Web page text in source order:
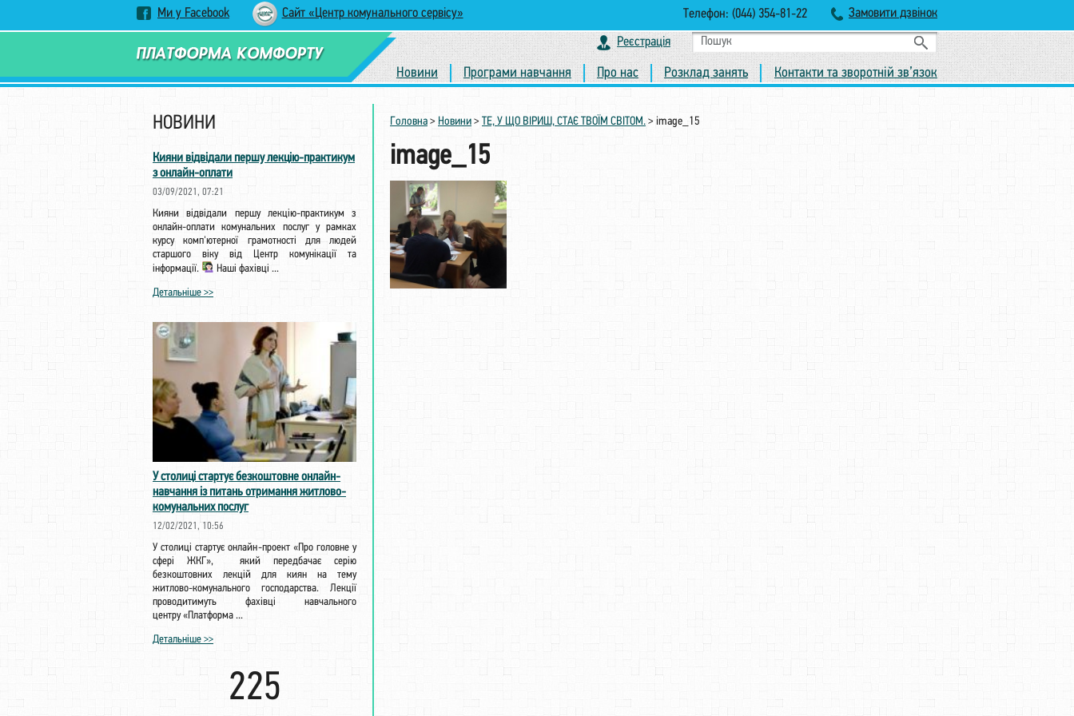
Ми у Facebook Сайт «Центр комунального сервісу» Замовити дзвінок
Телефон: (044) 354-81-22
Реєстрація
Новини Програми навчання Про нас Розклад занять Контакти та зворотній зв’язок
НОВИНИ
Кияни відвідали першу лекцію-практикум
з онлайн-оплати
03/09/2021, 07:21
Кияни відвідали першу лекцію-практикум з
онлайн-оплати комунальних послуг у рамках
курсу комп'ютерної грамотності для людей
старшого віку від Центр комунікації та
інформації.
Наші фахівці ...
Детальніше >>
У столиці стартує безкоштовне онлайн-
навчання із питань отримання житлово-
комунальних послуг
12/02/2021, 10:56
У столиці стартує онлайн-проект «Про головне у
сфері ЖКГ», який передбачає серію
безкоштовних лекцій для киян на тему
житлово-комунального господарства. Лекції
проводитимуть фахівці навчального
центру «Платформа ...
Детальніше >>
225
Головна > Новини > ТЕ, У ЩО ВІРИШ, СТАЄ ТВОЇМ СВІТОМ. > image_15
image_15